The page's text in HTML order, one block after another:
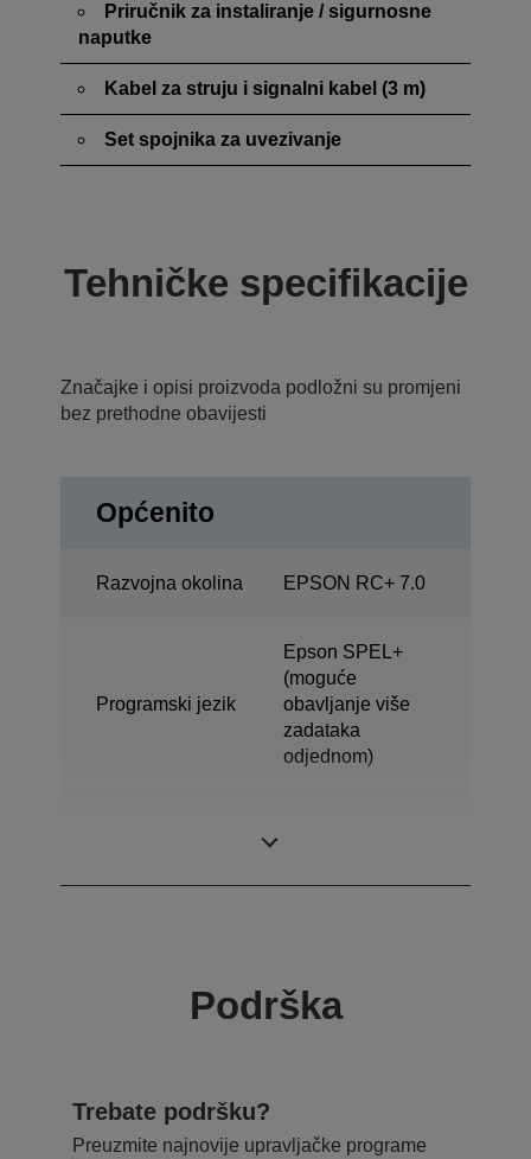
Priručnik za instaliranje / sigurnosne
naputke
Kabel za struju i signalni kabel (3 m)
Set spojnika za uvezivanje
Tehničke specifikacije
Značajke i opisi proizvoda podložni su promjeni
bez prethodne obavijesti
Općenito
Razvojna okolina EPSON RC+ 7.0
Programski jezik
Epson SPEL+
(moguće
obavljanje više
zadataka
odjednom)
Podrška
Trebate podršku?
Preuzmite najnovije upravljačke programe